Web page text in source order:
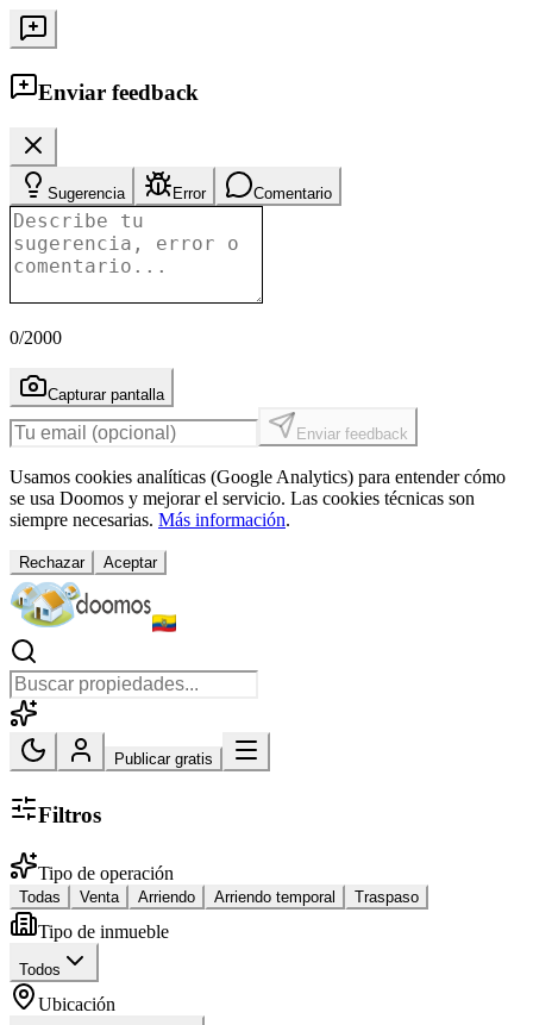
Enviar feedback
Sugerencia Error Comentario
0/2000
Capturar pantalla
Enviar feedback
Usamos cookies analíticas (Google Analytics) para entender cómo
se usa Doomos y mejorar el servicio. Las cookies técnicas son
siempre necesarias. Más información.
Rechazar Aceptar
Publicar gratis
Filtros
Tipo de operación
Todas Venta Arriendo Arriendo temporal Traspaso
Tipo de inmueble
Todos
Ubicación